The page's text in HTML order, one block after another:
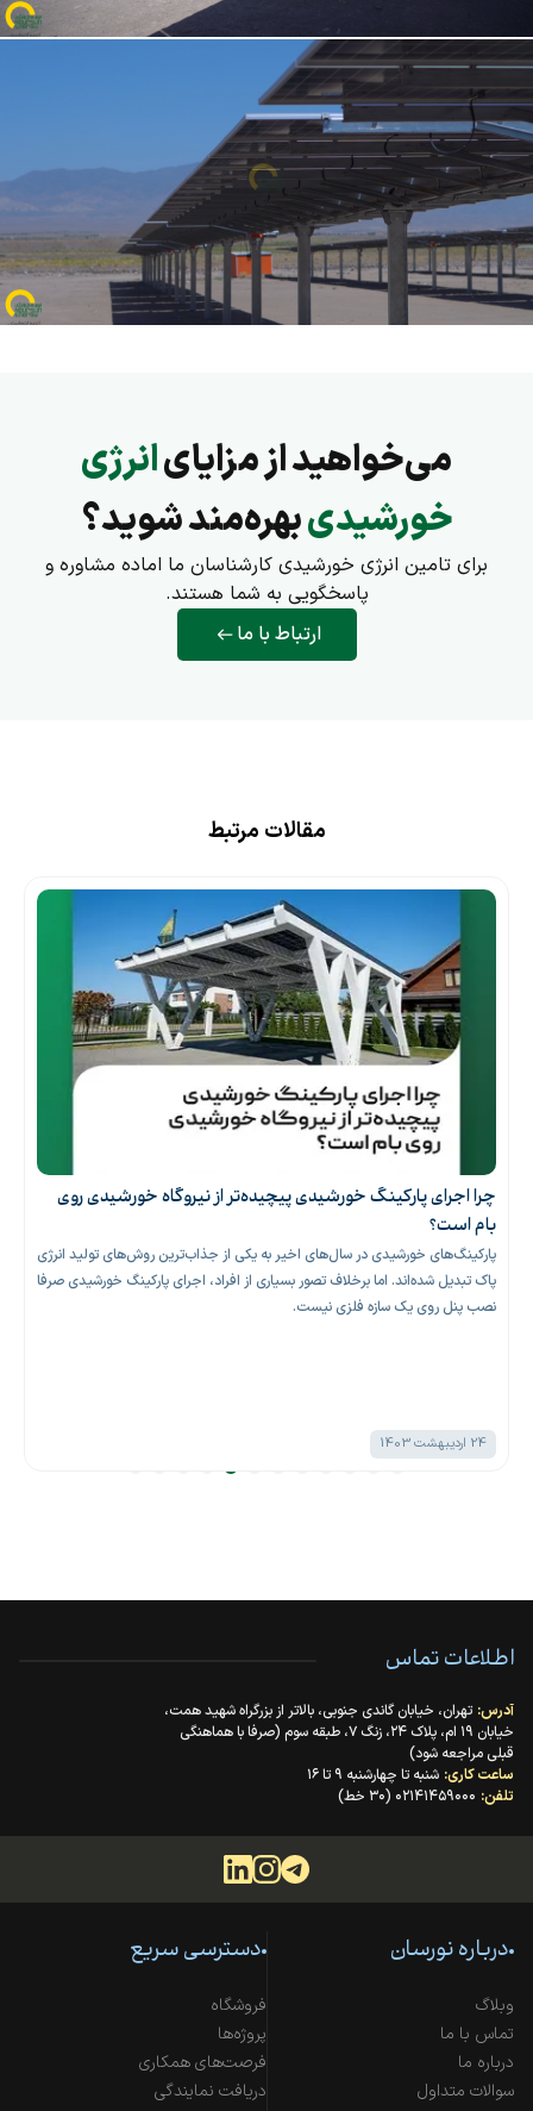
✅کابل‌کشی AC:
حدود 9,000 متر با تلفات کمتر از 1.2٪
✅نوع قرارداد : فروش برق در بورس – تابلو برق سبز
✅ تأمین برق معادل ۳۰۰۰ خانوار
✅کاهش انتشار کربن:حدود ۶۰۰۰ تن در سال
✅ بهبود پایداری شبکه و معافیت مشترکین اطراف از قطع برق
با احداث نیروگاه خورشیدی و کاهش بار فیدر مجاور کارخانه سیمان زاوه،
برق پایدار مشترکین مسکونی اطراف کارخانه، گلخانه سیمان زاوه برق از
شمول قطع برق معاف خواهد شد.
می‌خواهید از مزایایانرژی
خورشیدیبهره‌مند شوید؟
برای تامین انرژی خورشیدی کارشناسان ما اماده مشاوره و
پاسخگویی به شما هستند.
ارتباط با ما
مقالات مرتبط
چرا اجرای پارکینگ خورشیدی پیچیده‌تر از نیروگاه خورشیدی روی
بام است؟
پارکینگ‌های خورشیدی در سال‌های اخیر به یکی از جذاب‌ترین روش‌های تولید انرژی
پاک تبدیل شده‌اند. اما برخلاف تصور بسیاری از افراد، اجرای پارکینگ خورشیدی صرفا
نصب پنل روی یک سازه فلزی نیست.
24 اردیبهشت 1403
اطلاعات تماس
آدرس: تهران، خیابان گاندی جنوبی، بالاتر از بزرگراه شهید همت،
خیابان ۱۹ ام، پلاک ۲۴، زنگ ۷، طبقه سوم (صرفا با هماهنگی
قبلی مراجعه شود)
ساعت کاری: شنبه تا چهارشنبه ۹ تا ۱۶
تلفن: ۰۲۱۴۱۴۵۹۰۰۰ (۳۰ خط)
درباره نورسان
وبلاگ
تماس با ما
درباره ما
سوالات متداول
دسترسی سریع
فروشگاه
پروژه‌ها
فرصت‌های همکاری
دریافت نمایندگی